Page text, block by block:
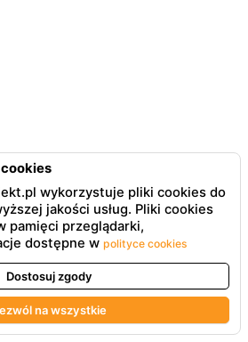
wykorzystuje pliki cookies do
jakości usług. Pliki cookies
pamięci przeglądarki,
dostępne w polityce cookies
Dostosuj zgody
na wszystkie